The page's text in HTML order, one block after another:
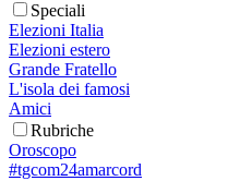
Speciali
Elezioni Italia
Elezioni estero
Grande Fratello
L'isola dei famosi
Amici
Rubriche
Oroscopo
#tgcom24amarcord